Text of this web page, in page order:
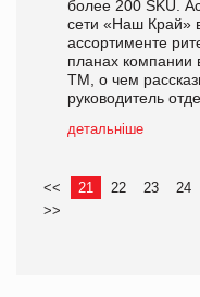
более 200 SKU.
сети «Наш Край»
ассортименте
планах компании
ТМ, о чем
руководитель
детальніше
<< 21 22 23 24
>>